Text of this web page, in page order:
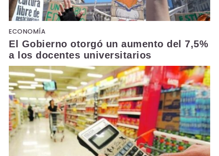
ECONOMÍA
El Gobierno otorgó un aumento del 7,5%
a los docentes universitarios